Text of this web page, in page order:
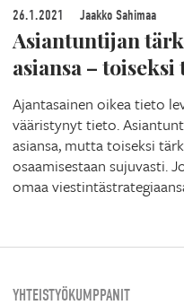
26.1.2021 Jaakko Sahimaa
Asiantuntijan
asiansa –
Ajantasainen oikea tieto
vääristynyt tieto.
asiansa, mutta toiseksi
osaamisestaan sujuvasti.
omaa
YHTEISTYÖKUMPPANIT